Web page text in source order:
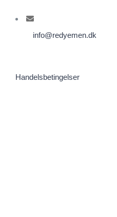
info@redyemen.dk
Handelsbetingelser